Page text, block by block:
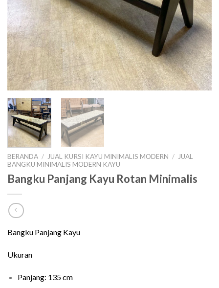
BERANDA / JUAL KURSI KAYU MINIMALIS MODERN /
JUAL
BANGKU MINIMALIS MODERN KAYU
Bangku Panjang Kayu Rotan Minimalis
Bangku Panjang Kayu
Ukuran
Panjang: 135 cm